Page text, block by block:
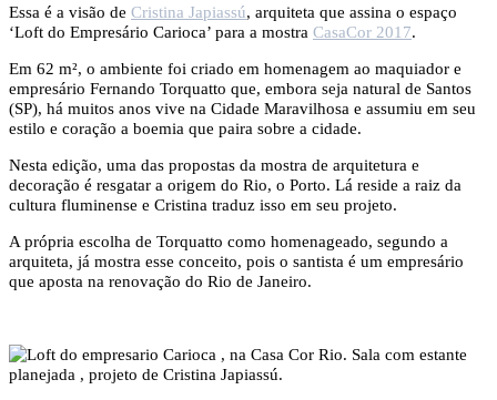
Essa é a visão de Cristina Japiassú, arquiteta que assina o espaço
‘Loft do Empresário Carioca’ para a mostra CasaCor 2017.
Em 62 m², o ambiente foi criado em homenagem ao maquiador e
empresário Fernando Torquatto que, embora seja natural de Santos
(SP), há muitos anos vive na Cidade Maravilhosa e assumiu em seu
estilo e coração a boemia que paira sobre a cidade.
Nesta edição, uma das propostas da mostra de arquitetura e
decoração é resgatar a origem do Rio, o Porto. Lá reside a raiz da
cultura fluminense e Cristina traduz isso em seu projeto.
A própria escolha de Torquatto como homenageado, segundo a
arquiteta, já mostra esse conceito, pois o santista é um empresário
que aposta na renovação do Rio de Janeiro.